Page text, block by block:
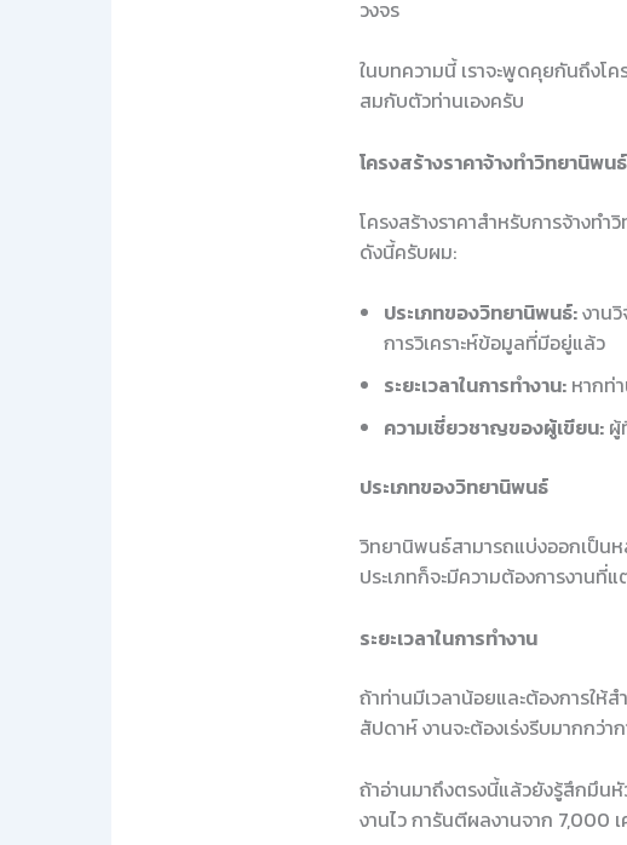
วงจร
ในบทความนี้ เราจะพูดคุยกันถึงโ
สมกับตัวท่านเองครับ
โครงสร้างราคาจ้างทำวิทยานิพนธ์
โครงสร้างราคาสำหรับการจ้างท
ดังนี้ครับผม:
ประเภทของวิทยานิพนธ์:งาน
การวิเคราะห์ข้อมูลที่มีอยู่แล้ว
ระยะเวลาในการทำงาน: หากท่
ความเชี่ยวชาญของผู้เขียน: ผู้
ประเภทของวิทยานิพนธ์
วิทยานิพนธ์สามารถแบ่งออกเป็น
ประเภทก็จะมีความต้องการงานที่
ระยะเวลาในการทำงาน
ถ้าท่านมีเวลาน้อยและต้องการให้
สัปดาห์ งานจะต้องเร่งรีบมากกว่า
ถ้าอ่านมาถึงตรงนี้แล้วยังรู้สึกมึน
งานไว การันตีผลงานจาก 7,000